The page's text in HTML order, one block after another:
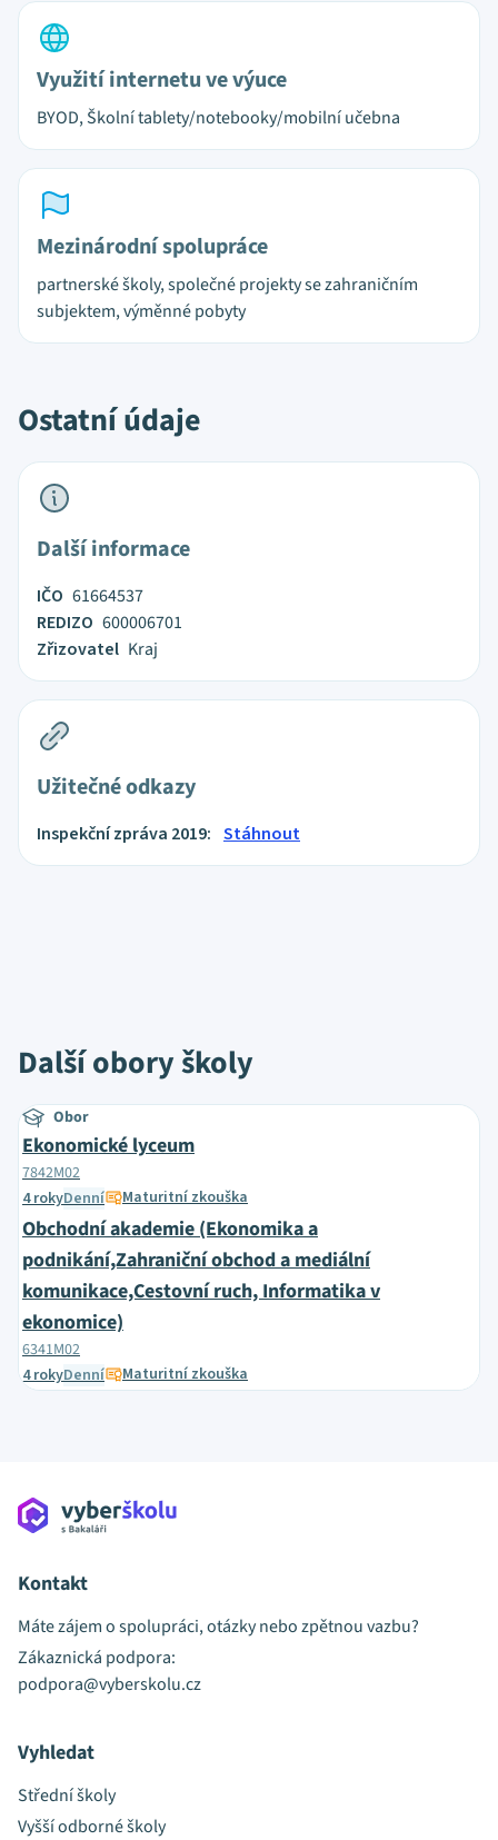
Využití internetu ve výuce
BYOD, Školní tablety/notebooky/mobilní učebna
Mezinárodní spolupráce
partnerské školy, společné projekty se zahraničním
subjektem, výměnné pobyty
Ostatní údaje
Další informace
IČO 61664537
REDIZO 600006701
Zřizovatel Kraj
Užitečné odkazy
Inspekční zpráva 2019: Stáhnout
Další obory školy
Obor
Ekonomické lyceum
7842M02
4 rokyDenní Maturitní zkouška
Obchodní akademie (Ekonomika a
podnikání,Zahraniční obchod a mediální
komunikace,Cestovní ruch, Informatika v
ekonomice)
6341M02
4 rokyDenní Maturitní zkouška
Kontakt
Máte zájem o spolupráci, otázky nebo zpětnou vazbu?
Zákaznická podpora:
podpora@vyberskolu.cz
Vyhledat
Střední školy
Vyšší odborné školy